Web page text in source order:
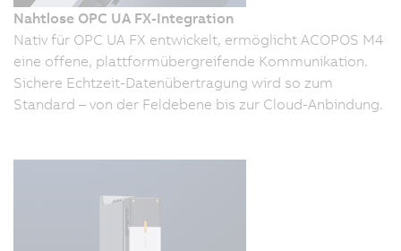
Nahtlose OPC UA FX-Integration
Nativ für OPC UA FX entwickelt, ermöglicht ACOPOS M4
eine offene, plattformübergreifende Kommunikation.
Sichere Echtzeit-Datenübertragung wird so zum
Standard – von der Feldebene bis zur Cloud-Anbindung.